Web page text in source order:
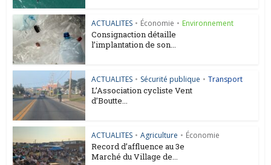
ACTUALITES • Économie • Environnement
Consignaction détaille
l’implantation de son...
ACTUALITES • Sécurité publique • Transport
L’Association cycliste Vent
d’Boutte...
ACTUALITES • Agriculture • Économie
Record d’affluence au 3e
Marché du Village de...